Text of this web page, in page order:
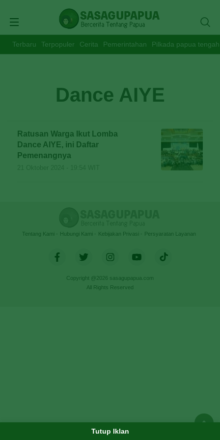
Terbaru Terpopuler Cerita Pemerintahan Pilkada papua tengah
Dance AIYE
Ratusan Warga Ikut Lomba
Dance AIYE, ini Daftar
Pemenangnya
Tentang Kami Hubungi Kami Kebijakan Privasi Persyaratan Layanan
Copyright @2026 sasagupapua.com
All Rights Reserved
Tutup Iklan